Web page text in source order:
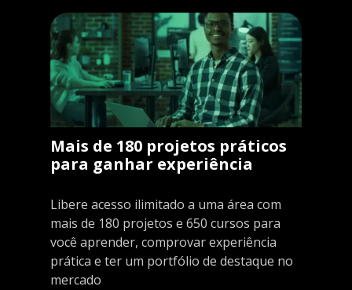
Mais de 180 projetos práticos
para ganhar experiência
Libere acesso ilimitado a uma área com
mais de 180 projetos e 650 cursos para
você aprender, comprovar experiência
prática e ter um portfólio de destaque no
mercado